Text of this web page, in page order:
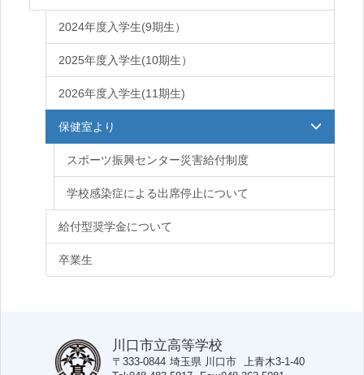
2024年度入学生(9期生）
2025年度入学生(10期生）
2026年度入学生(11期生)
保健室より
スポーツ振興センター災害給付制度
学校感染症による出席停止について
給付型奨学金について
卒業生
川口市立高等学校
〒333-0844 埼玉県 川口市
上青木3-1-40